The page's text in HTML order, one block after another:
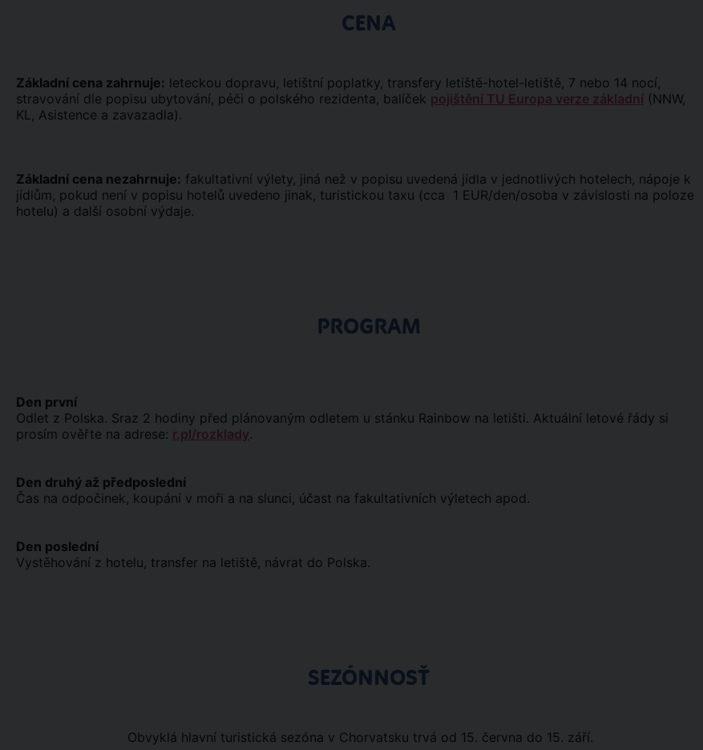
CENA
Základní cena zahrnuje: leteckou dopravu, letištní poplatky, transfery letiště-hotel-letiště, 7 nebo 14 nocí,
stravování dle popisu ubytování, péči o polského rezidenta, balíček pojištění TU Europa verze základní (NNW,
KL, Asistence a zavazadla).
Základní cena nezahrnuje: fakultativní výlety, jiná než v popisu uvedená jídla v jednotlivých hotelech, nápoje k
jídlům, pokud není v popisu hotelů uvedeno jinak, turistickou taxu (cca 1 EUR/den/osoba v závislosti na poloze
hotelu) a další osobní výdaje.
PROGRAM
Den první
Odlet z Polska. Sraz 2 hodiny před plánovaným odletem u stánku Rainbow na letišti. Aktuální letové řády si
prosím ověřte na adrese: r.pl/rozklady.
Den druhý až předposlední
Čas na odpočinek, koupání v moři a na slunci, účast na fakultativních výletech apod.
Den poslední
Vystěhování z hotelu, transfer na letiště, návrat do Polska.
SEZÓNNOSŤ
Obvyklá hlavní turistická sezóna v Chorvatsku trvá od 15. června do 15. září.